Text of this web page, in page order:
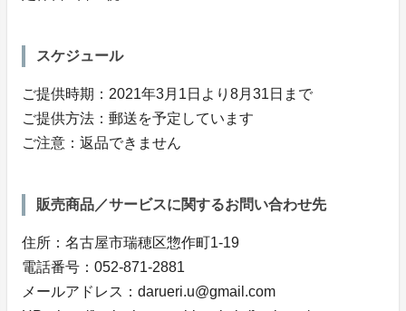
スケジュール
ご提供時期：2021年3月1日より8月31日まで
ご提供方法：郵送を予定しています
ご注意：返品できません
販売商品／サービスに関するお問い合わせ先
住所：名古屋市瑞穂区惣作町1-19
電話番号：052-871-2881
メールアドレス：darueri.u@gmail.com